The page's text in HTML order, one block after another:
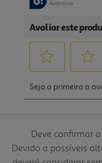
Deve confirmar
Devido a possíveis